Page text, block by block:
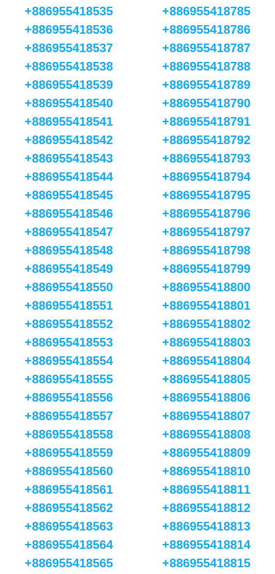
+886955418535
+886955418536
+886955418537
+886955418538
+886955418539
+886955418540
+886955418541
+886955418542
+886955418543
+886955418544
+886955418545
+886955418546
+886955418547
+886955418548
+886955418549
+886955418550
+886955418551
+886955418552
+886955418553
+886955418554
+886955418555
+886955418556
+886955418557
+886955418558
+886955418559
+886955418560
+886955418561
+886955418562
+886955418563
+886955418564
+886955418565
+886955418785
+886955418786
+886955418787
+886955418788
+886955418789
+886955418790
+886955418791
+886955418792
+886955418793
+886955418794
+886955418795
+886955418796
+886955418797
+886955418798
+886955418799
+886955418800
+886955418801
+886955418802
+886955418803
+886955418804
+886955418805
+886955418806
+886955418807
+886955418808
+886955418809
+886955418810
+886955418811
+886955418812
+886955418813
+886955418814
+886955418815